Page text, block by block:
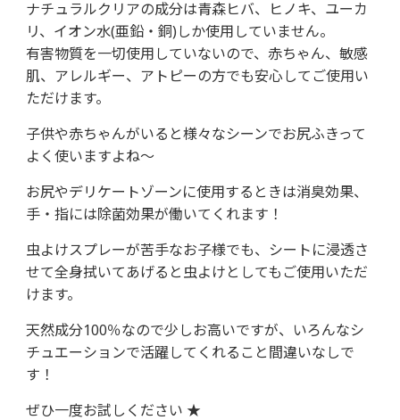
ナチュラルクリアの成分は青森ヒバ、ヒノキ、ユーカ
リ、イオン水(亜鉛・銅)しか使用していません。
有害物質を一切使用していないので、赤ちゃん、敏感
肌、アレルギー、アトピーの方でも安心してご使用い
ただけます。
子供や赤ちゃんがいると様々なシーンでお尻ふきって
よく使いますよね～
お尻やデリケートゾーンに使用するときは消臭効果、
手・指には除菌効果が働いてくれます！
虫よけスプレーが苦手なお子様でも、シートに浸透さ
せて全身拭いてあげると虫よけとしてもご使用いただ
けます。
天然成分100％なので少しお高いですが、いろんなシ
チュエーションで活躍してくれること間違いなしで
す！
ぜひ一度お試しください ★